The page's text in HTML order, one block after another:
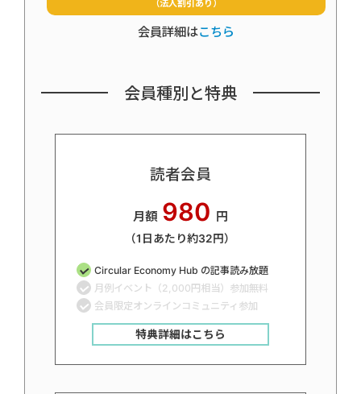
（法人割引あり）
会員詳細はこちら
会員種別と特典
読者会員
月額 980 円
（1日あたり約32円）
Circular Economy Hub の記事読み放題
月例イベント（2,000円相当）参加無料
会員限定オンラインコミュニティ参加
特典詳細はこちら